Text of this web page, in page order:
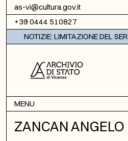
Vai al contenuto
as-vi@cultura.gov.it
+39 0444 510827
NOTIZIE: LIMITAZIONE DEL
MENU
ZANCAN ANGELO